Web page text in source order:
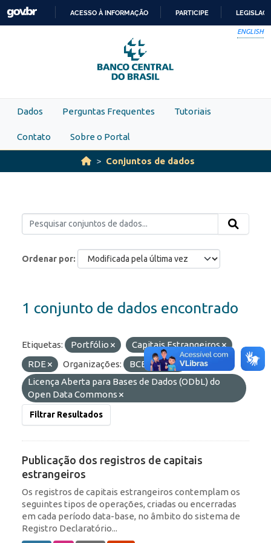
Skip to main content
PARA
O
CONTEÚDO
ACESSO À INFORMAÇÃO PARTICIPE
ENGLISH
Dados Perguntas Frequentes Tutoriais
Contato Sobre o Portal
Conjuntos de dados
Ordenar por
1 conjunto de dados encontrado
Etiquetas: Portfólio
Capitais Estrangeiros
RDE
Organizações: BCB/Dstat
Licenças:
Licença Aberta para Bases de Dados (ODbL) do
Open Data Commons
Filtrar Resultados
Publicação dos registros de capitais
estrangeiros
Os registros de capitais estrangeiros contemplam os
seguintes tipos de operações, criadas ou encerradas
em cada período data-base, no âmbito do sistema de
Registro Declaratório...